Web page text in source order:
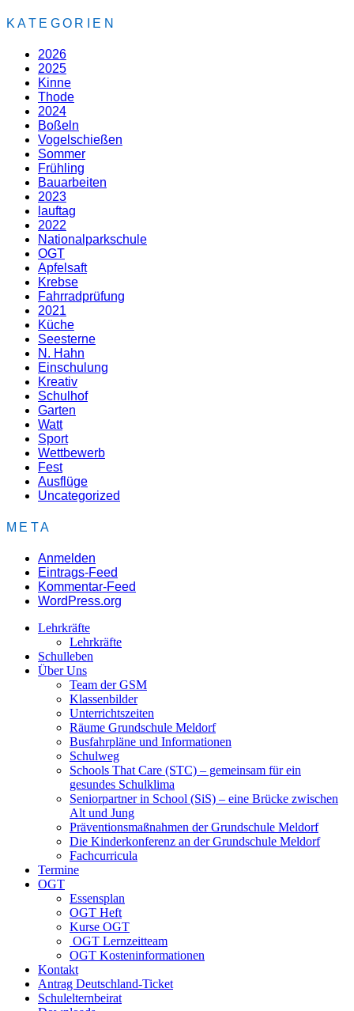
KATEGORIEN
2026
2025
Kinne
Thode
2024
Boßeln
Vogelschießen
Sommer
Frühling
Bauarbeiten
2023
lauftag
2022
Nationalparkschule
OGT
Apfelsaft
Krebse
Fahrradprüfung
2021
Küche
Seesterne
N. Hahn
Einschulung
Kreativ
Schulhof
Garten
Watt
Sport
Wettbewerb
Fest
Ausflüge
Uncategorized
META
Anmelden
Eintrags-Feed
Kommentar-Feed
WordPress.org
Lehrkräfte
Lehrkräfte
Schulleben
Über Uns
Team der GSM
Klassenbilder
Unterrichtszeiten
Räume Grundschule Meldorf
Busfahrpläne und Informationen
Schulweg
Schools That Care (STC) – gemeinsam für ein
gesundes Schulklima
Seniorpartner in School (SiS) – eine Brücke zwischen
Alt und Jung
Präventionsmaßnahmen der Grundschule Meldorf
Die Kinderkonferenz an der Grundschule Meldorf
Fachcurricula
Termine
OGT
Essensplan
OGT Heft
Kurse OGT
OGT Lernzeitteam
OGT Kosteninformationen
Kontakt
Antrag Deutschland-Ticket
Schulelternbeirat